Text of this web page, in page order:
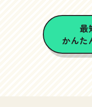
最
かんた